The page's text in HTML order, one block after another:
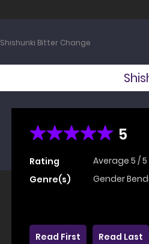
Shishunki Bitter Change
5
Rating Average 5 /5
Genre(s)
Gender
Read First
Read Last